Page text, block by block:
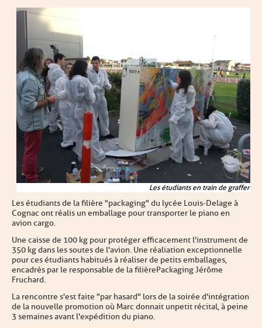
Les étudiants en train de graffer
Les étudiants de la filière "packaging" du lycée Louis-Delage à
Cognac ont réalis un emballage pour transporter le piano en
avion cargo.
Une caisse de 100 kg pour protéger efficacement l'instrument de
350 kg dans les soutes de l'avion. Une réaliation exceptionnelle
pour ces étudiants habitués à réaliser de petits emballages,
encadrés par le responsable de la filière Packaging Jérôme
Fruchard.
La rencontre s'est faite "par hasard" lors de la soirée d'intégration
de la nouvelle promotion où Marc donnait unpetit récital, à peine
3 semaines avant l'expédition du piano.